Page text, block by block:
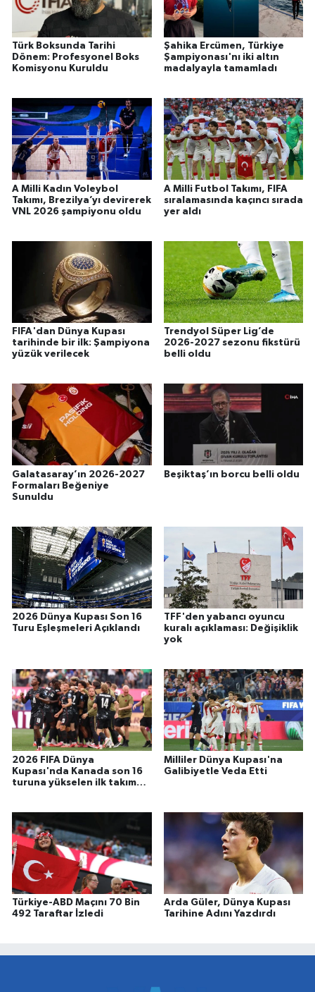
Türk Boksunda Tarihi
Dönem: Profesyonel Boks
Komisyonu Kuruldu
Şahika Ercümen, Türkiye
Şampiyonası'nı iki altın
madalyayla tamamladı
A Milli Kadın Voleybol
Takımı, Brezilya’yı devirerek
VNL 2026 şampiyonu oldu
A Milli Futbol Takımı, FIFA
sıralamasında kaçıncı sırada
yer aldı
FIFA'dan Dünya Kupası
tarihinde bir ilk: Şampiyona
yüzük verilecek
Trendyol Süper Lig’de
2026-2027 sezonu fikstürü
belli oldu
Galatasaray’ın 2026-2027
Formaları Beğeniye
Sunuldu
Beşiktaş’ın borcu belli oldu
2026 Dünya Kupası Son 16
Turu Eşleşmeleri Açıklandı
TFF'den yabancı oyuncu
kuralı açıklaması: Değişiklik
yok
2026 FIFA Dünya
Kupası'nda Kanada son 16
turuna yükselen ilk takım
Milliler Dünya Kupası'na
Galibiyetle Veda Etti
Türkiye-ABD Maçını 70 Bin
492 Taraftar İzledi
Arda Güler, Dünya Kupası
Tarihine Adını Yazdırdı